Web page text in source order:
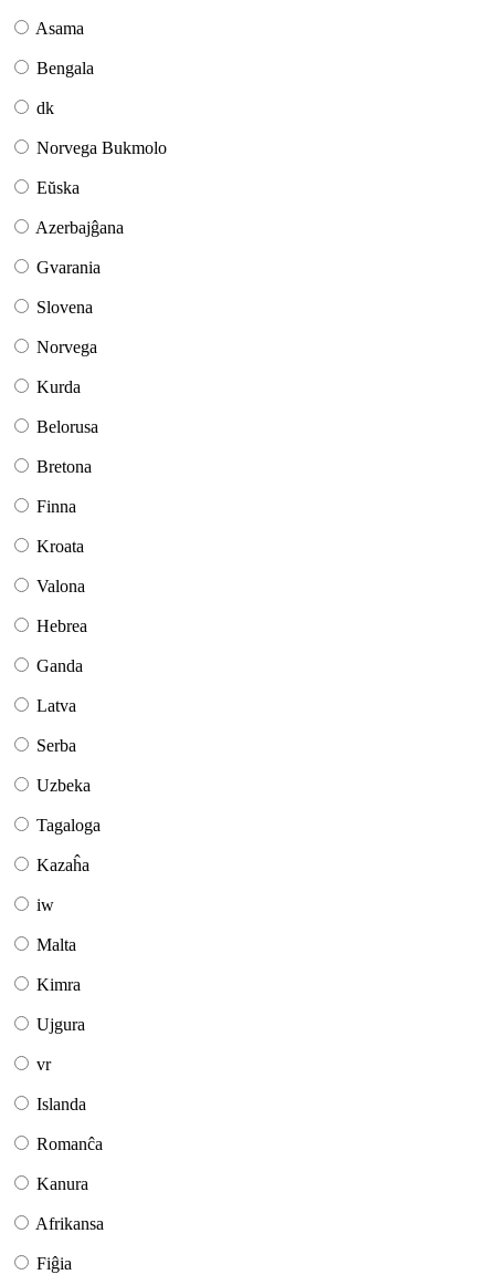
Asama
Bengala
dk
Norvega Bukmolo
Eŭska
Azerbajĝana
Gvarania
Slovena
Norvega
Kurda
Belorusa
Bretona
Finna
Kroata
Valona
Hebrea
Ganda
Latva
Serba
Uzbeka
Tagaloga
Kazaĥa
iw
Malta
Kimra
Ujgura
vr
Islanda
Romanĉa
Kanura
Afrikansa
Fiĝia